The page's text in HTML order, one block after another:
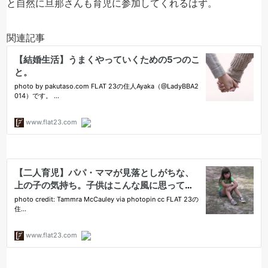
と自然に旦那さんも育児に参加してくれるはず。
関連記事